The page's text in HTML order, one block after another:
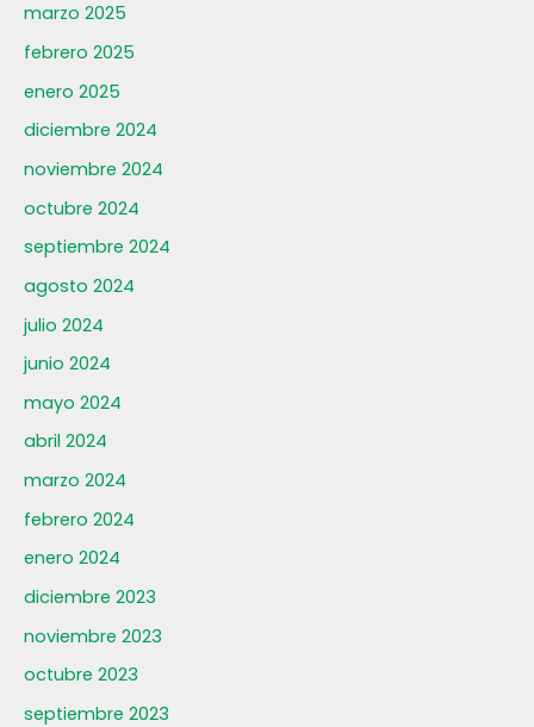
marzo 2025
febrero 2025
enero 2025
diciembre 2024
noviembre 2024
octubre 2024
septiembre 2024
agosto 2024
julio 2024
junio 2024
mayo 2024
abril 2024
marzo 2024
febrero 2024
enero 2024
diciembre 2023
noviembre 2023
octubre 2023
septiembre 2023